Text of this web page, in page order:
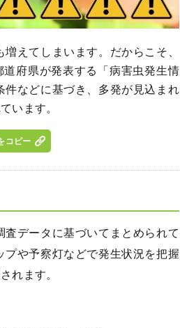
えてしまいます。だからこそ、
道府県が発表する「病害虫発生情
などに基づき、多発が見込まれ
います。
コピー
データに基づいてまとめられて
や予察灯などで発生状況を把握
れます。